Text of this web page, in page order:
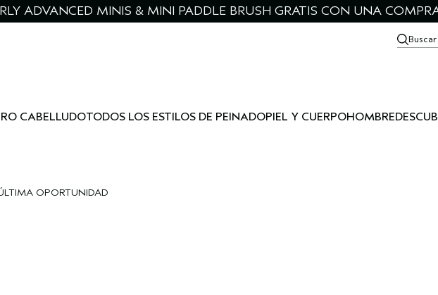
ADVANCED MINIS & MINI PADDLE BRUSH GRATIS CON UNA
Buscar
CABELLUDOTODOS LOS ESTILOS DE PEINADOPIEL Y CUERPOHOMBRE
OPORTUNIDAD